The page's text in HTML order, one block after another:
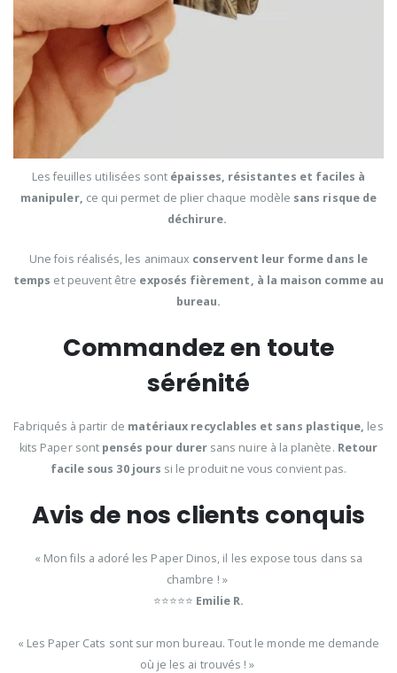
Les feuilles utilisées sont épaisses, résistantes et faciles à
manipuler, ce qui permet de plier chaque modèle sans risque de
déchirure.
Une fois réalisés, les animaux conservent leur forme dans le
temps et peuvent être exposés fièrement, à la maison comme au
bureau.
Commandez en toute
sérénité
Fabriqués à partir de matériaux recyclables et sans plastique, les
kits Paper sont pensés pour durer sans nuire à la planète. Retour
facile sous 30 jours si le produit ne vous convient pas.
Avis de nos clients conquis
« Mon fils a adoré les Paper Dinos, il les expose tous dans sa
chambre ! »
⭐⭐⭐⭐⭐ Emilie R.
« Les Paper Cats sont sur mon bureau. Tout le monde me demande
où je les ai trouvés ! »